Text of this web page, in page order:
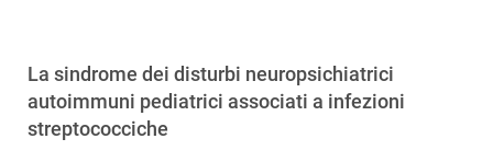
La sindrome dei disturbi neuropsichiatrici
autoimmuni pediatrici associati a infezioni
streptococciche